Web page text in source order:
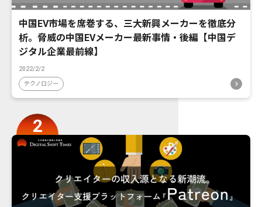
中国EV市場を席巻する、三大新興メーカーを徹底分
析。脅威の中国EVメーカー最新事情・後編【中国デ
ジタル企業最前線】
2022/2/2
テクノロジー